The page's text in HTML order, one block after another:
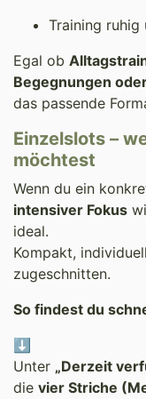
Training
Egal ob
Begegnungen
das passende
Einzelslots –
möchtest
Wenn du ein
intensiver Fokus
ideal.
Kompakt,
zugeschnitten.
So findest du
⬇️
Unter „Derzeit
die vier Striche